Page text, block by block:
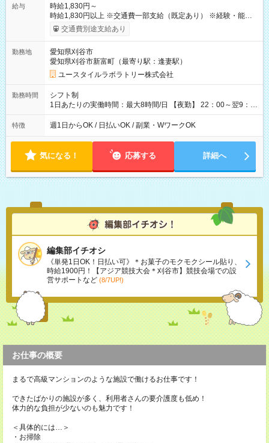
給与
時給1,830円～
時給1,830円以上 ※交通費一部支給（既定あり） ※経験・能力を
考慮して決定します 【収入例】 週1回勤務の場合：1,830円×8時
間×4回=5万8,560円 週3回勤務の場合：1,830円×8時間×12回
月 ※ 雇用形態と給与に、本採用時と異なる部分があります。 雇
用形態：本採用時と同じです。 給与：時給 1,570円以上
交通費別途支給あり
勤務地
愛知県刈谷市
愛知県刈谷市新富町（最寄り駅：逢妻駅）
ユースタイルラボラトリー株式会社
勤務時間
シフト制
1日あたりの実働時間：最大8時間/日 【夜勤】 22：00～翌9：
00 ※週1日～OK ／ 夜勤専従 ＊＊ 勤務時間例 ＊＊ ■22時か
ら翌7時 ■23時から翌8時 ■24時から翌9時 など ※上記の時間
ます。 ※曜日固定（毎週同じ曜日での勤務となります）
特徴 週1日からOK / 日払いOK / 副業・WワークOK
気になる！ 応募する 詳細へ
編集部イチオシ
《単発1日OK！日払い可》＊お菓子のモクモクシール貼り、
時給1900円！【アジア競技大会＊刈谷市】競技会場での設
営サポートなど (8/7UP!)
お仕事の概要
まるで高級マンションのような施設で働けるお仕事です！
できたばかりの施設が多く、利用者さんの要介護度も低め！
体力的な負担が少ないのも魅力です！
＜具体的には…＞
・お掃除